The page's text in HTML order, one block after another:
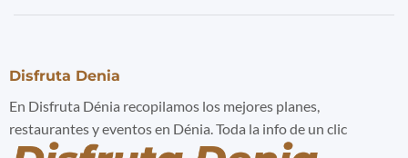
Disfruta Denia
En Disfruta Dénia recopilamos los mejores planes,
restaurantes y eventos en Dénia. Toda la info de un clic